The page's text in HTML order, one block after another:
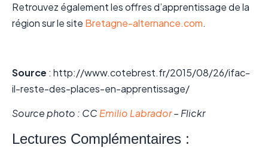
Retrouvez également les offres d’apprentissage de la
région sur le site Bretagne-alternance.com.
Source : http://www.cotebrest.fr/2015/08/26/ifac-
il-reste-des-places-en-apprentissage/
Source photo : CCEmilio Labrador– Flickr
Lectures Complémentaires :